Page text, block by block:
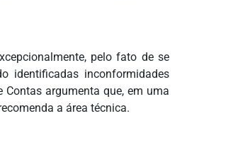
pelo fato de se
identificadas inconformidades
argumenta que, em uma
a área técnica.